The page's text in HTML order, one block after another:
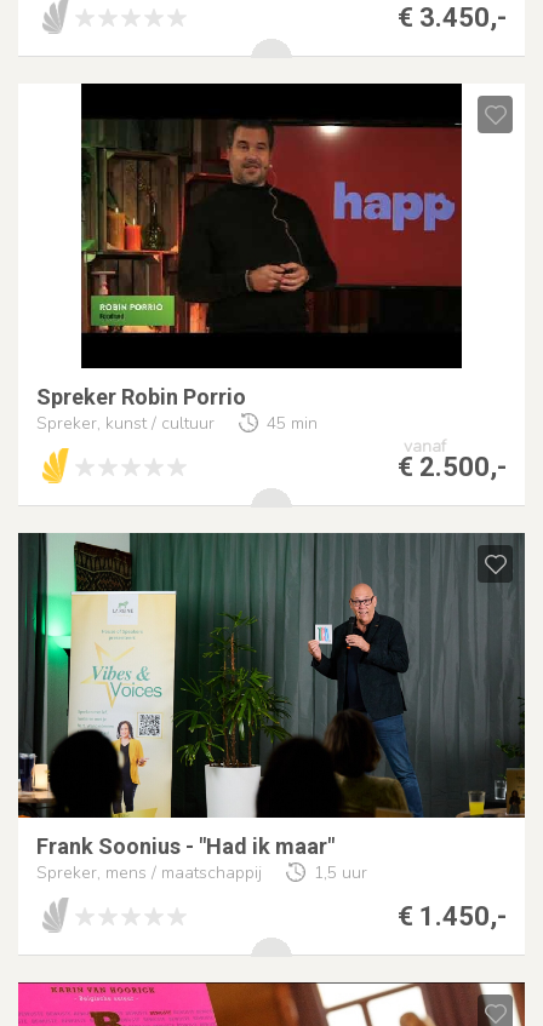
€ 3.450,-
Spreker Robin Porrio
Spreker, kunst / cultuur
45 min
vanaf
€ 2.500,-
Frank Soonius - "Had ik maar"
Spreker, mens / maatschappij 1,5 uur
€ 1.450,-